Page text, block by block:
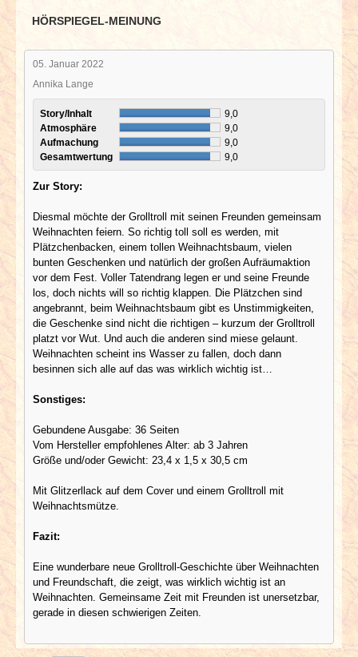
HÖRSPIEGEL-MEINUNG
05. Januar 2022
Annika Lange
Story/Inhalt
9,0
Atmosphäre
9,0
Aufmachung
9,0
Gesamtwertung
9,0
Zur Story:
Diesmal möchte der Grolltroll mit seinen Freunden gemeinsam
Weihnachten feiern. So richtig toll soll es werden, mit
Plätzchenbacken, einem tollen Weihnachtsbaum, vielen
bunten Geschenken und natürlich der großen Aufräumaktion
vor dem Fest. Voller Tatendrang legen er und seine Freunde
los, doch nichts will so richtig klappen. Die Plätzchen sind
angebrannt, beim Weihnachtsbaum gibt es Unstimmigkeiten,
die Geschenke sind nicht die richtigen – kurzum der Grolltroll
platzt vor Wut. Und auch die anderen sind miese gelaunt.
Weihnachten scheint ins Wasser zu fallen, doch dann
besinnen sich alle auf das was wirklich wichtig ist…
Sonstiges:
Gebundene Ausgabe: 36 Seiten
Vom Hersteller empfohlenes Alter: ab 3 Jahren
Größe und/oder Gewicht: 23,4 x 1,5 x 30,5 cm
Mit Glitzerllack auf dem Cover und einem Grolltroll mit
Weihnachtsmütze.
Fazit:
Eine wunderbare neue Grolltroll-Geschichte über Weihnachten
und Freundschaft, die zeigt, was wirklich wichtig ist an
Weihnachten. Gemeinsame Zeit mit Freunden ist unersetzbar,
gerade in diesen schwierigen Zeiten.